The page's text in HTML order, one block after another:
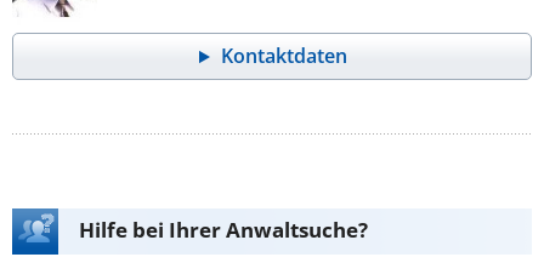
Kontaktdaten
Hilfe bei Ihrer Anwaltsuche?